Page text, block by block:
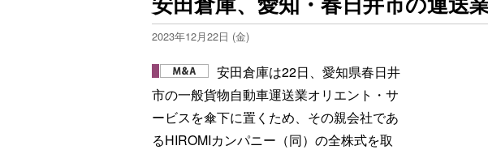
2023年12月22日 (金)
安田倉庫は22日、愛知県春日井
市の一般貨物自動車運送業オリエント・サ
ービスを傘下に置くため、その親会社であ
るHIROMIカンパニー（同）の全株式を取